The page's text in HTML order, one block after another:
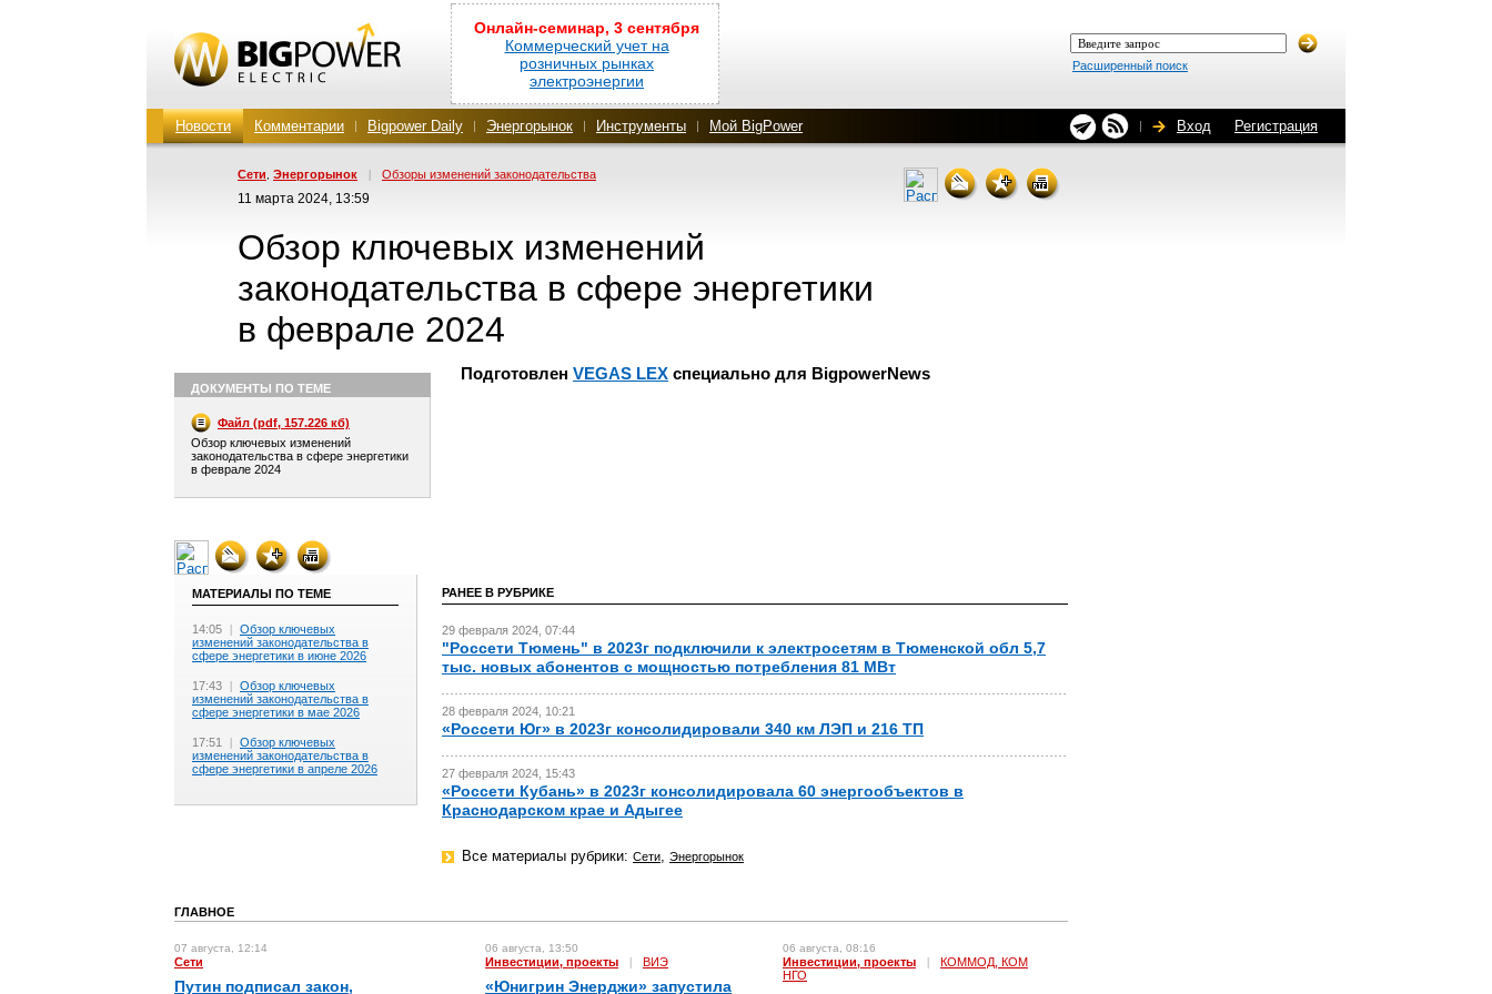
Онлайн-семинар, 3 сентября
Коммерческий учет на
розничных рынках
электроэнергии
Расширенный поиск
Новости Комментарии Bigpower Daily Энергорынок Инструменты Мой BigPower Вход Регистрация
Сети Энергорынок | Обзоры изменений законодательства
11 марта 2024, 13:59
Обзор ключевых изменений
законодательства в сфере энергетики
в феврале 2024
ДОКУМЕНТЫ ПО ТЕМЕ
Файл (pdf, 157.226 кб)
Обзор ключевых изменений
законодательства в сфере энергетики
в феврале 2024
Подготовлен VEGAS LEX специально для BigpowerNews
МАТЕРИАЛЫ ПО ТЕМЕ
14:05 | Обзор ключевых
изменений законодательства в
сфере энергетики в июне 2026
17:43 | Обзор ключевых
изменений законодательства в
сфере энергетики в мае 2026
17:51 | Обзор ключевых
изменений законодательства в
сфере энергетики в апреле 2026
РАНЕЕ В РУБРИКЕ
29 февраля 2024, 07:44
"Россети Тюмень" в 2023г подключили к электросетям в Тюменской обл 5,7
тыс. новых абонентов с мощностью потребления 81 МВт
28 февраля 2024, 10:21
«Россети Юг» в 2023г консолидировали 340 км ЛЭП и 216 ТП
27 февраля 2024, 15:43
«Россети Кубань» в 2023г консолидировала 60 энергообъектов в
Краснодарском крае и Адыгее
Все материалы рубрики: Сети, Энергорынок
ГЛАВНОЕ
07 августа, 12:14
Сети
Путин подписал закон,
06 августа, 13:50
Инвестиции, проекты | ВИЭ
«Юнигрин Энерджи» запустила
06 августа, 08:16
Инвестиции, проекты |
КОММОД, КОМ
НГО